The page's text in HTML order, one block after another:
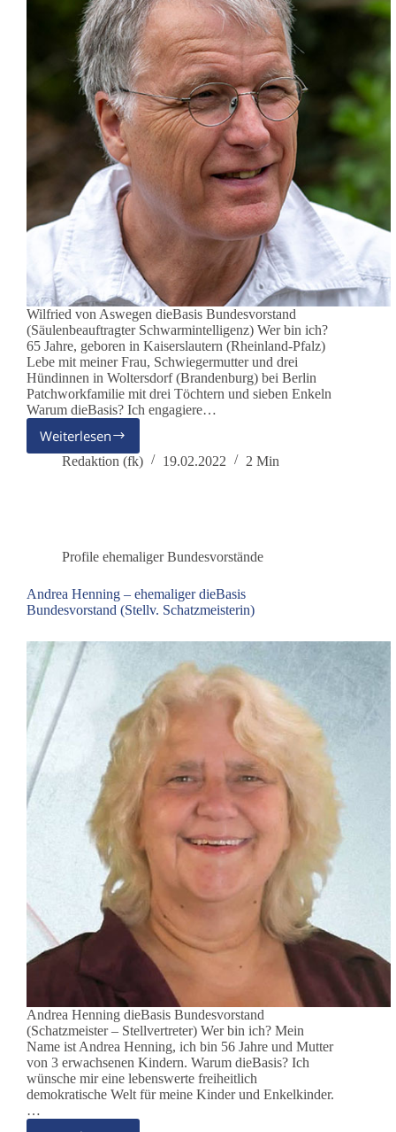
Wilfried von Aswegen dieBasis Bundesvorstand
(Säulenbeauftragter Schwarmintelligenz) Wer bin ich?
65 Jahre, geboren in Kaiserslautern (Rheinland-Pfalz)
Lebe mit meiner Frau, Schwiegermutter und drei
Hündinnen in Woltersdorf (Brandenburg) bei Berlin
Patchworkfamilie mit drei Töchtern und sieben Enkeln
Warum dieBasis? Ich engagiere…
Weiterlesen
Wilfried
von
Bundesvorstand
(Säule
Schwarmintelligenz)
Redaktion (fk) 19.02.2022 2 Min
Profile ehemaliger Bundesvorstände
Andrea Henning – ehemaliger dieBasis
Bundesvorstand (Stellv. Schatzmeisterin)
Andrea Henning dieBasis Bundesvorstand
(Schatzmeister – Stellvertreter) Wer bin ich? Mein
Name ist Andrea Henning, ich bin 56 Jahre und Mutter
von 3 erwachsenen Kindern. Warum dieBasis? Ich
wünsche mir eine lebenswerte freiheitlich
demokratische Welt für meine Kinder und Enkelkinder.
…